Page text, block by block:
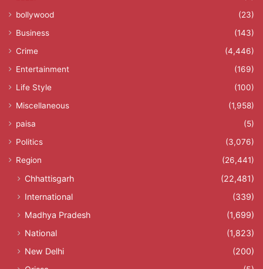
bollywood
(23)
Business
(143)
Crime
(4,446)
Entertainment
(169)
Life Style
(100)
Miscellaneous
(1,958)
paisa
(5)
Politics
(3,076)
Region
(26,441)
Chhattisgarh
(22,481)
International
(339)
Madhya Pradesh
(1,699)
National
(1,823)
New Delhi
(200)